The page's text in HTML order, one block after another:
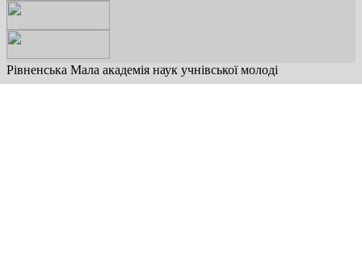
Рівненська Мала академія наук учнівської молоді